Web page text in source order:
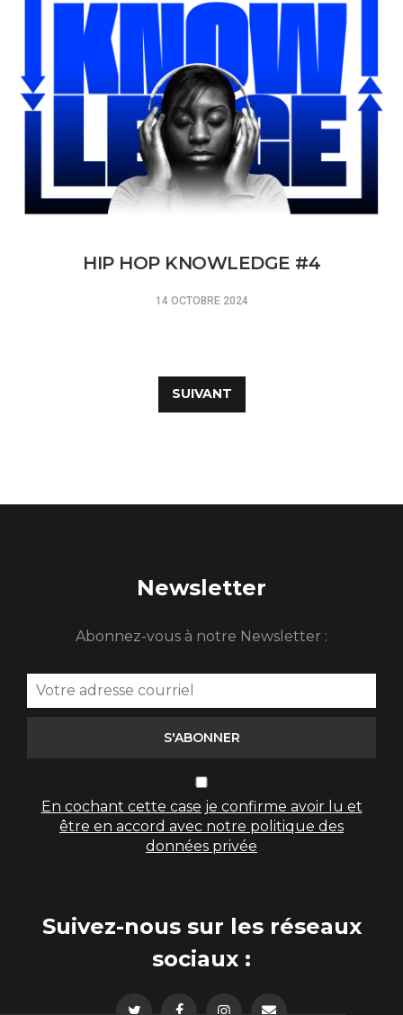
HIP HOP KNOWLEDGE #4
14 OCTOBRE 2024
SUIVANT
Newsletter
Abonnez-vous à notre Newsletter :
S'ABONNER
En cochant cette case je confirme avoir lu et
être en accord avec notre politique des
données privée
Suivez-nous sur les réseaux
sociaux :